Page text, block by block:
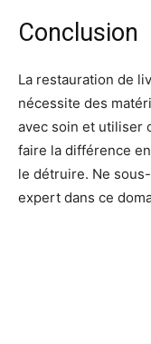
Conclusion
La restauration de
nécessite des
avec soin et utiliser
faire la différence
le détruire. Ne
expert dans ce